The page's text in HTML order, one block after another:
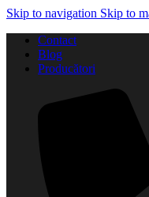
Skip to navigation Skip to
Contact
Blog
Producători